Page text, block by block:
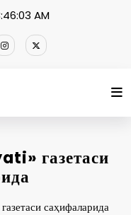
AM
газетаси
саҳифаларида